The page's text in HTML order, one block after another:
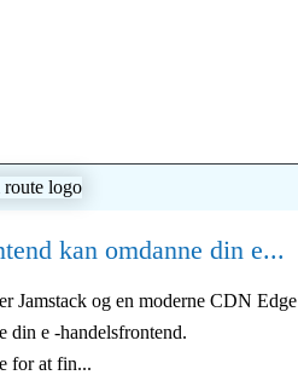
kan omdanne din e...
Jamstack og en moderne CDN Edge
din e -handelsfrontend.
for at fin...